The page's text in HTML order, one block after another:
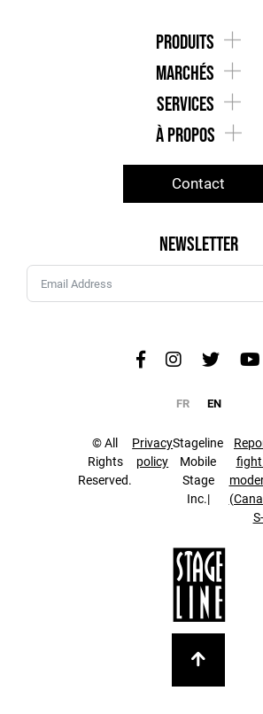
produits
marchés
services
À Propos
Contact
Newsletter
FR EN
© All
Rights
Reserved.
Privacy
policy
Stageline
Mobile
Stage
Inc.|